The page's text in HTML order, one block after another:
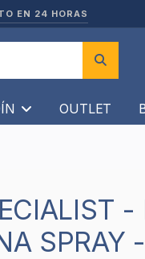
EN 24 HORAS
OUTLET
SPRAY